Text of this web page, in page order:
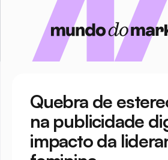
Quebra de
na publicidade
impacto da